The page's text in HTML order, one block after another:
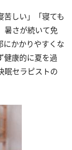
苦しい」「寝ても
暑さが続いて免
にかかりやすくな
健康的に夏を過
眠セラピストの